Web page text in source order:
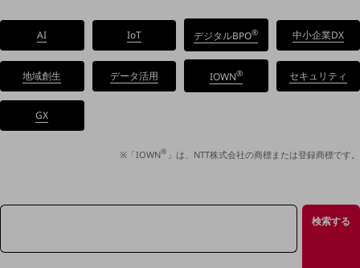
ビジネス向けスマートフォン
タフネススマートフォン
データ通信製品
ドコモケータイ
IOT完了済みメーカーブランド製品
AI IoT デジタルBPO® 中小企業DX
地域創生 データ活用 IOWN® セキュリティ
GX
※「IOWN® 」は、NTT株式会社の商標または登録商標です。
検索する